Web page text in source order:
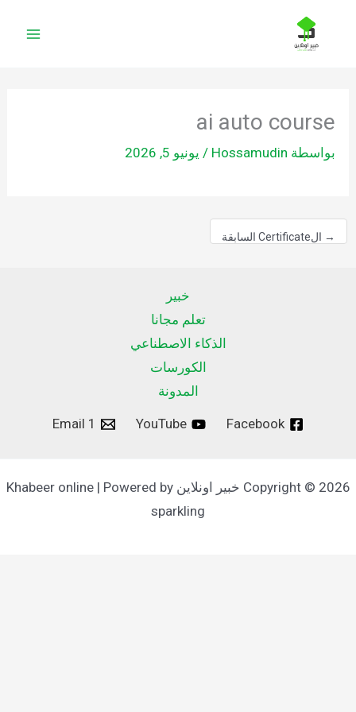
ai auto course
بواسطة Hossamudin
/ يونيو 5, 2026
→ الCertificate السابقة
خبير
تعلم مجانا
الذكاء الاصطناعي
الكورسات
المدونة
Facebook
YouTube
Email 1
Copyright © 2026 خبير اونلاين Khabeer online | Powered by
sparkling